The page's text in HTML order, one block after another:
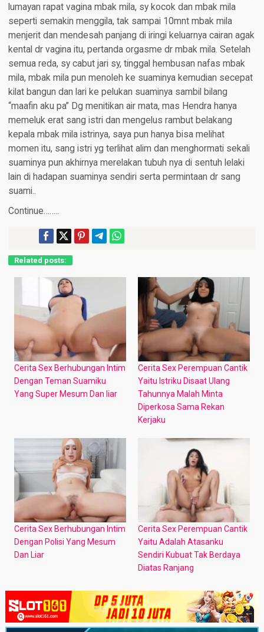
lumayan rapat vagina mbak mila, sy kocok dan mbak mila
seperti semakin menggila, tak sampai 10mnt mbak mila
menjerit dan mendesah panjang di iringi keluarnya cairan agak
kental dr vagina itu, pertanda orgasme dr mbak mila. Setelah
semua reda, sy cabut jari sy, tinggal hembusan nafas mbak
mila, mbak mila pun menoleh ke suaminya kemudian secepat
kilat bangun dan lari ke pelukan suaminya sambil bilang
“maafin aku pa” Dg menitikan air mata, mas Hendra hanya
memeluk erat sang istri dan mengelus rambut belakang
kepala mbak mila istrinya, saya pun hanya bisa melihat
momen itu, sang istri yg terlihat alim dan menghormati sekali
suaminya pun akhirnya merelakan tubuh nya di sentuh lelaki
lain di hadapan suaminya sendiri serta permintaan dr sang
suami..
Continue……..
Related posts:
Cerita Sex Berhubungan Intim
Dengan Teman Suamiku
Yang Super Mesum Dan liar
Cerita Sex Perempuan Cantik
Yaitu Istriku Disaat Ulang
Tahunnya Malah Minta
Diperkosa Sama Rekan
Kerjaku
Cerita Sex Berhubungan Intim
Dengan Polisi Yang Mesum
Dan Liar
Cerita Sex Perempuan Cantik
Yaitu Adalah Atasanku
Sendiri Kubuat Tak Berdaya
Diatas Ranjang